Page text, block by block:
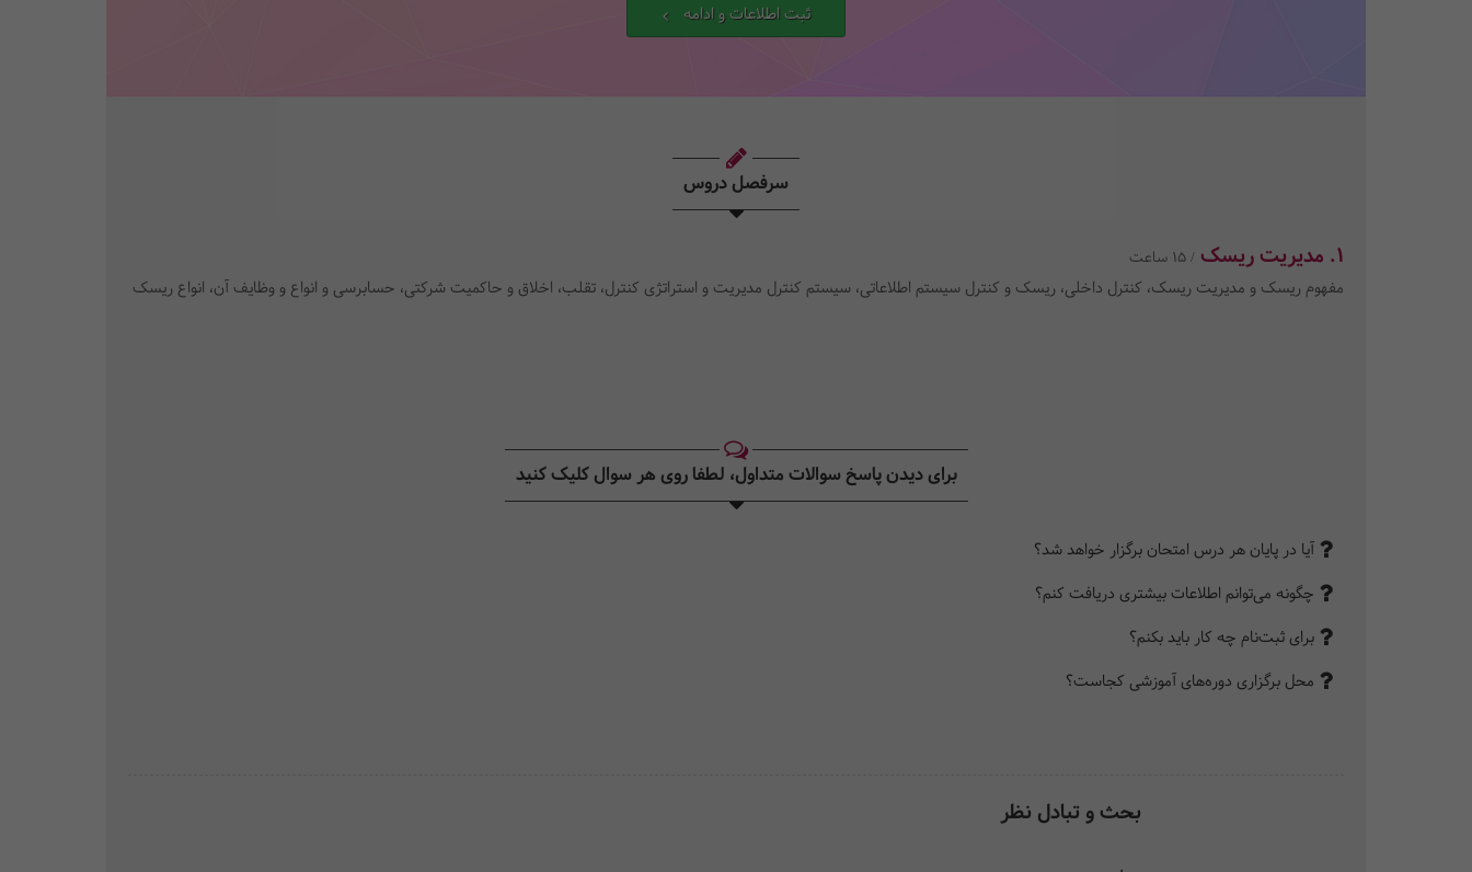
ثبت اطلاعات و ادامه
سرفصل دروس
1. مدیریت ریسک / 15 ساعت
مفهوم ریسک و مدیریت ریسک، کنترل داخلی، ریسک و کنترل سیستم اطلاعاتی، سیستم کنترل مدیریت و استراتژی کنترل، تقلب، اخلاق و حاکمیت شرکتی، حسابرسی و انواع و وظایف آن، انواع ریسک
برای دیدن پاسخ سوالات متداول، لطفا روی هر سوال کلیک کنید‎
آیا در پایان هر درس امتحان برگزار خواهد شد؟
چگونه می‌توانم اطلاعات بیشتری دریافت کنم؟
برای ثبت‌نام چه کار باید بکنم؟
محل برگزاری دوره‌های آموزشی کجاست؟
بحث و تبادل نظر